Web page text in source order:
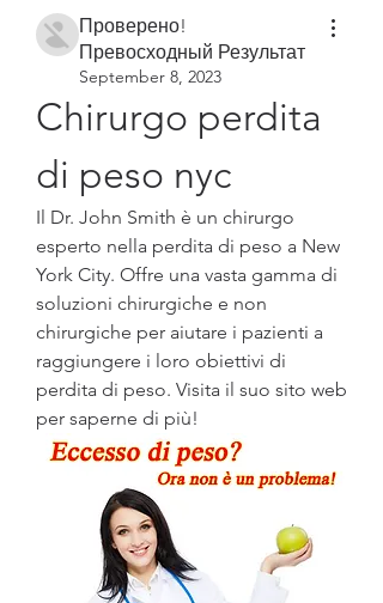
Проверено!
Превосходный Результат
September 8, 2023
Chirurgo perdita
di peso nyc
Il Dr. John Smith è un chirurgo
esperto nella perdita di peso a New
York City. Offre una vasta gamma di
soluzioni chirurgiche e non
chirurgiche per aiutare i pazienti a
raggiungere i loro obiettivi di
perdita di peso. Visita il suo sito web
per saperne di più!